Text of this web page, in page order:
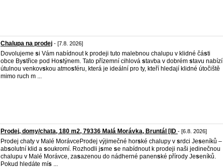
Chalupa na prodej - [7.8. 2026]
Dovolujeme si Vám nabídnout k prodeji tuto malebnou chalupu v klidné části
obce Bystřice pod Hostýnem. Tato přízemní cihlová stavba v dobrém stavu nabízí
útulnou venkovskou atmosféru, která je ideální pro ty, kteří hledají klidné útočiště
mimo ruch m ...
Prodej, domy/chata, 180 m2, 79336 Malá Morávka, Bruntál [ID - [6.8. 2026]
Prodej chaty v Malé MorávceProdej výjimečné horské chalupy v srdci Jeseníků –
absolutní klid a soukromí. Rozhodli jsme se nabídnout k prodeji naši jedinečnou
chalupu v Malé Morávce, zasazenou do nádherné panenské přírody Jeseníků.
Pokud hledáte mís ...